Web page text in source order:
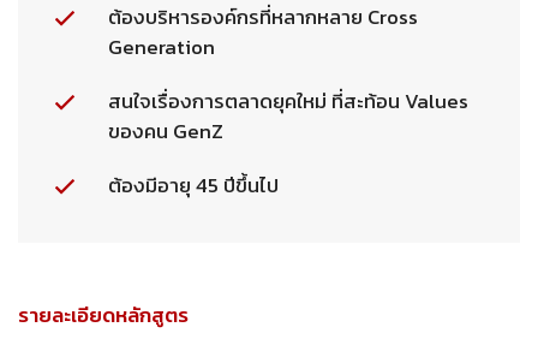
ต้องบริหารองค์กรที่หลากหลาย Cross
Generation
สนใจเรื่องการตลาดยุคใหม่ ที่สะท้อน Values
ของคน GenZ
ต้องมีอายุ 45 ปีขึ้นไป
รายละเอียดหลักสูตร